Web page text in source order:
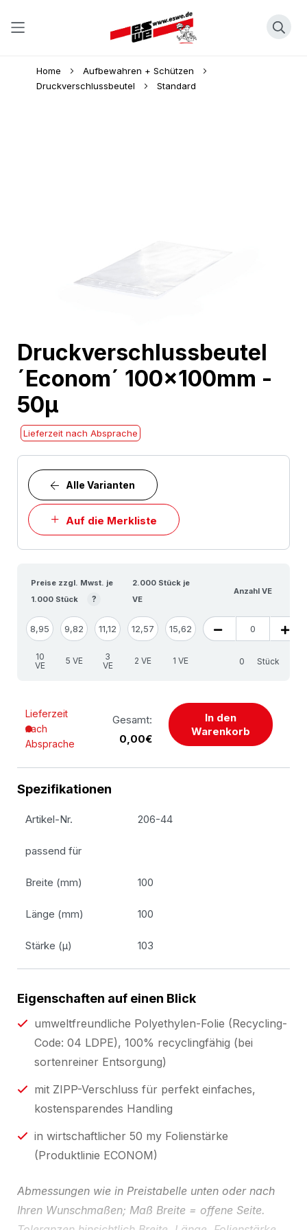
Home
Aufbewahren + Schützen
Druckverschlussbeutel
Standard
to
the
beginning
of
the
gallery
Druckverschlussbeutel
´Econom´ 100x100mm -
50µ
Lieferzeit nach Absprache
Auf die Merkliste
Alle Varianten
Preise zzgl. Mwst. je
1.000 Stück
?
2.000 Stück je
VE
Anzahl VE
8,95 9,82 11,12 12,57 15,62
10
VE
5 VE
3
VE
2 VE 1 VE Stück
Lieferzeit
nach
Absprache
Gesamt:
0,00€
In den
Warenkorb
Spezifikationen
Artikel-Nr. 206-44
passend für
Breite (mm) 100
Länge (mm) 100
Stärke (µ) 103
Eigenschaften auf einen Blick
umweltfreundliche Polyethylen-Folie (Recycling-
Code: 04 LDPE), 100% recyclingfähig (bei
sortenreiner Entsorgung)
mit ZIPP-Verschluss für perfekt einfaches,
kostensparendes Handling
in wirtschaftlicher 50 my Folienstärke
(Produktlinie ECONOM)
Abmessungen wie in Preistabelle unten oder nach
Ihren Wunschmaßen; Maß Breite = offene Seite.